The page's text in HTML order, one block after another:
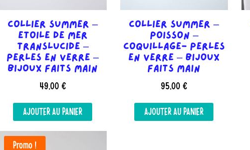
Collier Summer –
Etoile de mer
translucide –
Perles en verre –
Bijoux faits main
49,00 €
AJOUTER AU PANIER
Collier Summer –
Poisson –
Coquillage- Perles
en verre – Bijoux
faits main
95,00 €
AJOUTER AU PANIER
Promo !